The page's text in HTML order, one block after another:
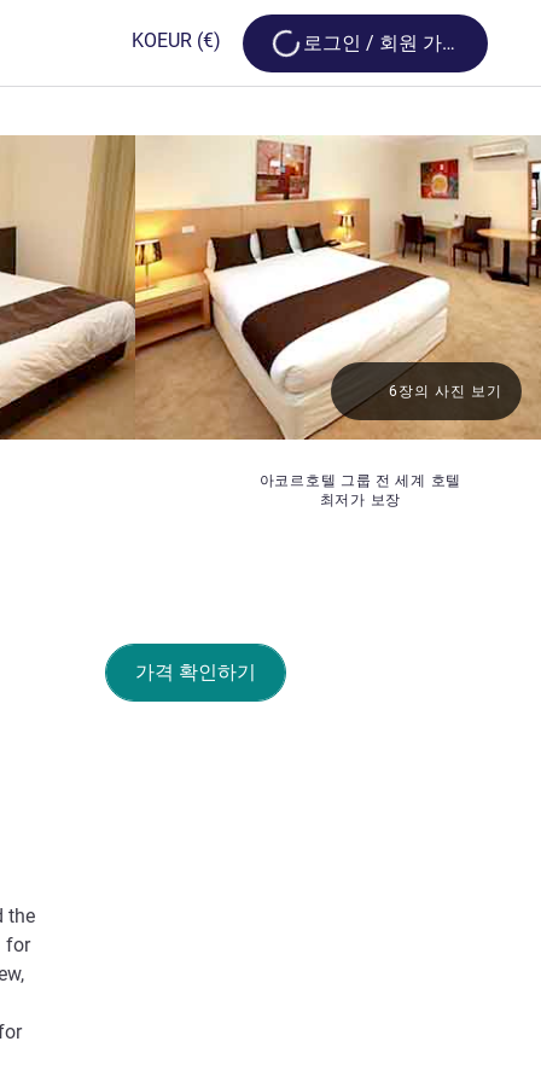
KOEUR (€) Loading...
로그인 / 회원 가입
아코르호텔 그룹 전 세계 호텔
최저가 보장
6장의 사진 보기
가격 확인하기
the
for